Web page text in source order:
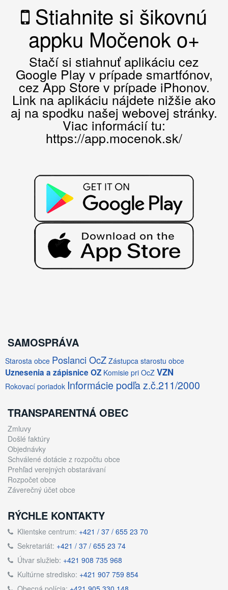
Stiahnite si šikovnú
appku Močenok o+
Stačí si stiahnuť aplikáciu cez
Google Play v prípade smartfónov,
cez App Store v prípade iPhonov.
Link na aplikáciu nájdete nižšie ako
aj na spodku našej webovej stránky.
Viac informácií tu:
https://app.mocenok.sk/
SAMOSPRÁVA
Starosta obce Poslanci OcZ Zástupca starostu obce
Uznesenia a zápisnice OZ Komisie pri OcZ VZN
Rokovací poriadok Informácie podľa z.č.211/2000
TRANSPARENTNÁ OBEC
Zmluvy
Došlé faktúry
Objednávky
Schválené dotácie z rozpočtu obce
Prehľad verejných obstarávaní
Rozpočet obce
Záverečný účet obce
RÝCHLE KONTAKTY
Klientske centrum: +421 / 37 / 655 23 70
Sekretariát: +421 / 37 / 655 23 74
Útvar služieb: +421 908 735 968
Kultúrne stredisko: +421 907 759 854